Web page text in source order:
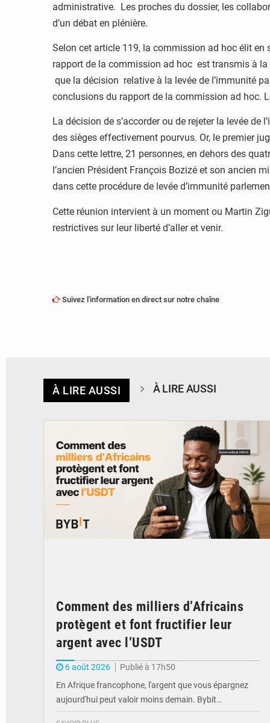
administrative. Les proches du dossier, les
d’un débat en plénière.
Selon cet article 119, la commission ad hoc élit en
rapport de la commission ad hoc est transmis à la
que la décision relative à la levée de l’immunité
conclusions du rapport de la commission ad hoc.
La décision de s’accorder ou de rejeter la levée
des sièges effectivement pourvus. Or, le premier
Dans cette lettre, 21 personnes, en dehors des
l’ancien Président François Bozizé et son ancien
dans cette procédure de levée d’immunité
Cette réunion intervient à un moment ou Martin
restrictives sur leur liberté d’aller et venir.
Suivez l'information en direct sur notre chaîne
À LIRE AUSSI À LIRE AUSSI
Comment des milliers d’Africains
protègent et font fructifier leur
argent avec l’USDT
6 août 2026
Publié à 17h50
En Afrique francophone, l'argent que vous épargnez
aujourd'hui peut valoir moins demain. Bybit…